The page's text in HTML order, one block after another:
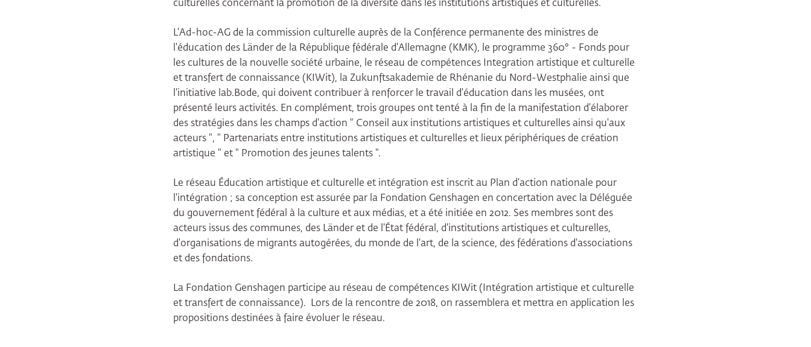
culturelles concernant la promotion de la diversité dans les institutions artistiques et culturelles.
L'Ad-hoc-AG de la commission culturelle auprès de la Conférence permanente des ministres de
l'éducation des Länder de la République fédérale d'Allemagne (KMK), le programme 360° - Fonds pour
les cultures de la nouvelle société urbaine, le réseau de compétences Integration artistique et culturelle
et transfert de connaissance (KIWit), la Zukunftsakademie de Rhénanie du Nord-Westphalie ainsi que
l'initiative lab.Bode, qui doivent contribuer à renforcer le travail d'éducation dans les musées, ont
présenté leurs activités. En complément, trois groupes ont tenté à la fin de la manifestation d'élaborer
des stratégies dans les champs d'action " Conseil aux institutions artistiques et culturelles ainsi qu'aux
acteurs ", " Partenariats entre institutions artistiques et culturelles et lieux périphériques de création
artistique " et " Promotion des jeunes talents ".
Le réseau Éducation artistique et culturelle et intégration est inscrit au Plan d'action nationale pour
l'intégration ; sa conception est assurée par la Fondation Genshagen en concertation avec la Déléguée
du gouvernement fédéral à la culture et aux médias, et a été initiée en 2012. Ses membres sont des
acteurs issus des communes, des Länder et de l'État fédéral, d'institutions artistiques et culturelles,
d'organisations de migrants autogérées, du monde de l'art, de la science, des fédérations d'associations
et des fondations.
La Fondation Genshagen participe au réseau de compétences KIWit (Intégration artistique et culturelle
et transfert de connaissance). Lors de la rencontre de 2018, on rassemblera et mettra en application les
propositions destinées à faire évoluer le réseau.